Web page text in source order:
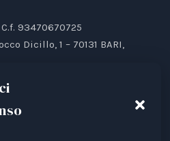
93470670725
Dicillo, 1 – 70131 BARI,